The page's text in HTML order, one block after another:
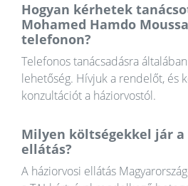
Hogyan kérhetek
Mohamed Hamdo
telefonon?
Telefonos tanácsadásra
lehetőség. Hívjuk a rendelőt, és
konzultációt a háziorvostól.
Milyen költségekkel jár a
ellátás?
A háziorvosi ellátás